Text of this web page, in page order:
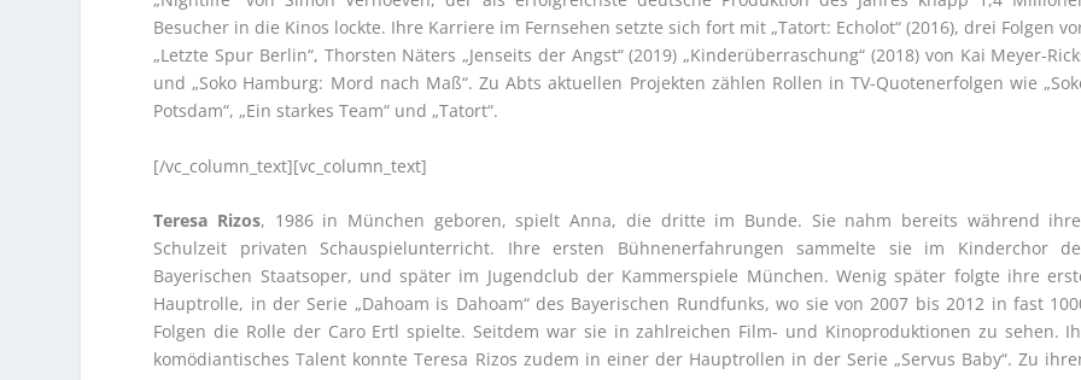
Besucher in die Kinos lockte. Ihre Karriere im Fernsehen setzte sich fort mit „Tatort: Echolot“ (2016), drei Folgen
„Letzte Spur Berlin“, Thorsten Näters „Jenseits der Angst“ (2019) „Kinderüberraschung“ (2018) von Kai Meyer-
und „Soko Hamburg: Mord nach Maß“. Zu Abts aktuellen Projekten zählen Rollen in TV-Quotenerfolgen wie
Potsdam“, „Ein starkes Team“ und „Tatort“.
[/vc_column_text][vc_column_text]
Teresa Rizos, 1986 in München geboren, spielt Anna, die dritte im Bunde. Sie nahm bereits während
Schulzeit privaten Schauspielunterricht. Ihre ersten Bühnenerfahrungen sammelte sie im Kinderchor
Bayerischen Staatsoper, und später im Jugendclub der Kammerspiele München. Wenig später folgte ihre
Hauptrolle, in der Serie „Dahoam is Dahoam“ des Bayerischen Rundfunks, wo sie von 2007 bis 2012 in fast
Folgen die Rolle der Caro Ertl spielte. Seitdem war sie in zahlreichen Film- und Kinoproduktionen zu sehen.
komödiantisches Talent konnte Teresa Rizos zudem in einer der Hauptrollen in der Serie „Servus Baby“. Zu